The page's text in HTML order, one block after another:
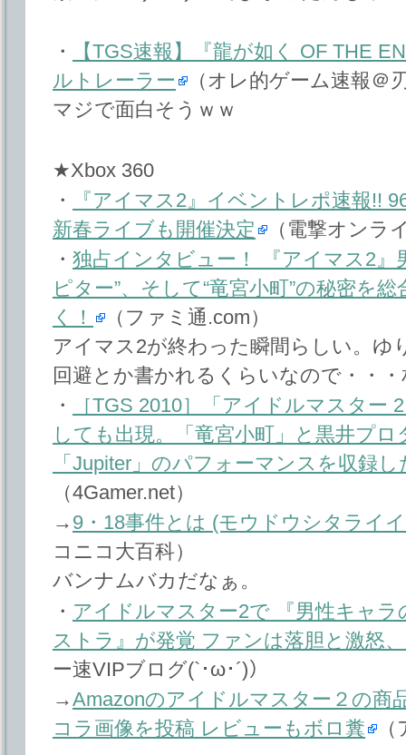
・
【TGS速報】『龍が如く OF THE
ルトレーラー
（オレ的ゲーム速報＠
マジで面白そうｗｗ
★Xbox 360
・
『アイマス2』イベントレポ速報!!
新春ライブも開催決定
（電撃オンラ
・ 独占インタビュー！ 『アイマス2』
ピター”、そして“竜宮小町”の秘密を
く！
（ファミ通.com）
アイマス2が終わった瞬間らしい。ゆ
回避とか書かれるくらいなので・・
・
［TGS 2010］「アイドルマスター
しても出現。「竜宮小町」と黒井プ
「Jupiter」のパフォーマンスを収録
（4Gamer.net）
→ 9・18事件とは (モウドウシタライ
コニコ大百科）
バンナムバカだなぁ。
・ アイドルマスター2で 『男性キャ
ストラ』が発覚 ファンは落胆と激怒
ー速VIPブログ(`･ω･´)）
→Amazonのアイドルマスター２の商
コラ画像を投稿 レビューもボロ糞